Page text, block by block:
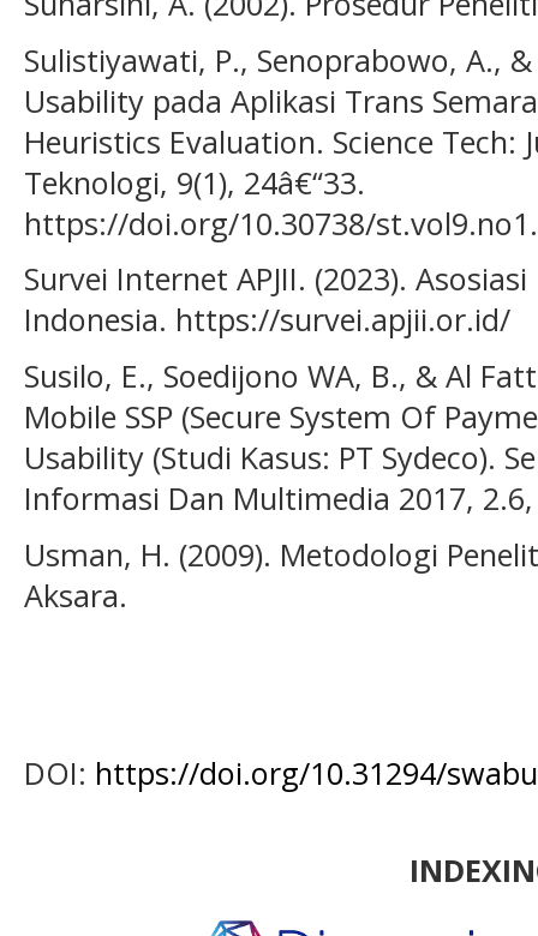
Sulistiyawati, P., Senoprabowo, A.,
Usability pada Aplikasi Trans
Heuristics Evaluation. Science
Teknologi, 9(1), 24â€“33.
https://doi.org/10.30738/
Survei Internet APJII. (2023).
Indonesia. https://survei.apjii.or.id/
Susilo, E., Soedijono WA, B., & Al
Mobile SSP (Secure System Of
Usability (Studi Kasus: PT Sydeco).
Informasi Dan Multimedia 2017, 2.6,
Usman, H. (2009). Metodologi
Aksara.
DOI: https://doi.org/10.31294/